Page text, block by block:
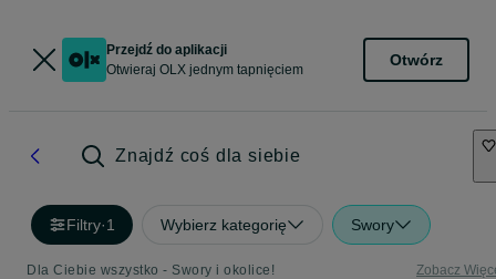
Przejdź do aplikacji
Otwieraj OLX jednym tapnięciem
Otwórz
Znajdź coś dla siebie
Filtry·1 Wybierz kategorię Swory
Dla Ciebie wszystko - Swory i okolice! Zobacz